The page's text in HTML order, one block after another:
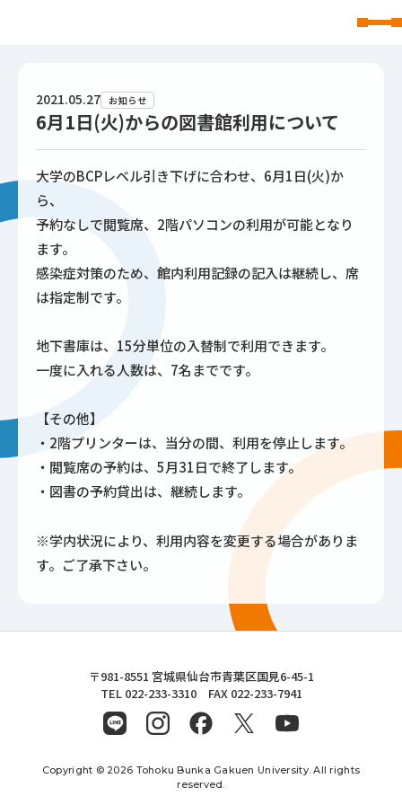
2021.05.27 お知らせ
6月1日(火)からの図書館利用について
大学のBCPレベル引き下げに合わせ、6月1日(火)か
ら、
予約なしで閲覧席、2階パソコンの利用が可能となり
ます。
感染症対策のため、館内利用記録の記入は継続し、席
は指定制です。
地下書庫は、15分単位の入替制で利用できます。
一度に入れる人数は、7名までです。
【その他】
・2階プリンターは、当分の間、利用を停止します。
・閲覧席の予約は、5月31日で終了します。
・図書の予約貸出は、継続します。
※学内状況により、利用内容を変更する場合がありま
す。ご了承下さい。
東北文化学園大学
〒981-8551 宮城県仙台市青葉区国見6-45-1
TEL 022-233-3310 FAX 022-233-7941
Copyright © 2026 Tohoku Bunka Gakuen University. All rights
reserved.